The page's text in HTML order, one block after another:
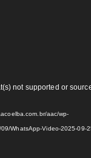
not supported or
aac/wp-
WhatsApp-Video-2025-09-